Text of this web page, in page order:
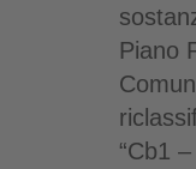
Piano
“Cb1